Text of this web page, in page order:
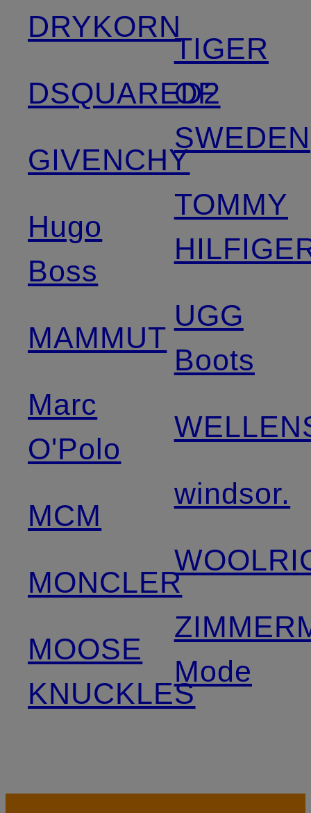
DRYKORN
DSQUARED2
GIVENCHY
Hugo
Boss
MAMMUT
Marc
O'Polo
MCM
MONCLER
MOOSE
KNUCKLES
TIGER
OF
SWEDEN
TOMMY
UGG
Boots
windsor.
Mode